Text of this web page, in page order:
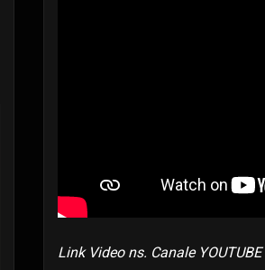
Link Video ns. Canale YOUTUBE